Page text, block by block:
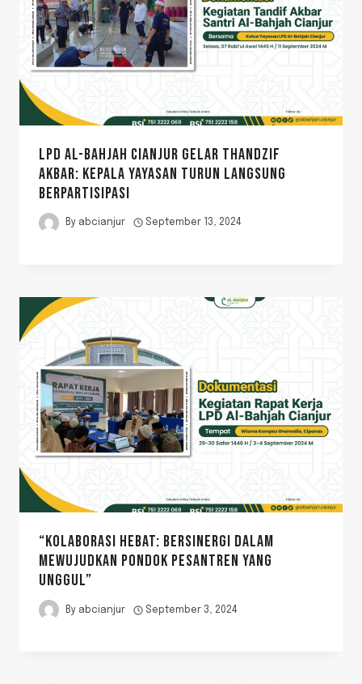
LPD AL-BAHJAH CIANJUR GELAR THANDZIF
AKBAR: KEPALA YAYASAN TURUN LANGSUNG
BERPARTISIPASI
By abcianjur September 13, 2024
“KOLABORASI HEBAT: BERSINERGI DALAM
MEWUJUDKAN PONDOK PESANTREN YANG
UNGGUL”
By abcianjur September 3, 2024